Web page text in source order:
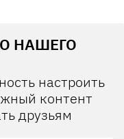
НАШЕГО
настроить
контент
друзьям